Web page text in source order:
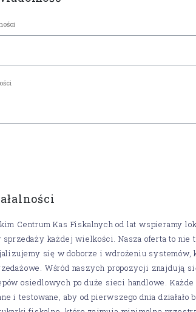
Centrum Kas Fiskalnych od lat wspieramy
sprzedaży każdej wielkości. Nasza oferta to
się w doborze i wdrożeniu
Wśród naszych propozycji znajdują
osiedlowych po duże sieci handlowe.
i testowane, aby od pierwszego dnia